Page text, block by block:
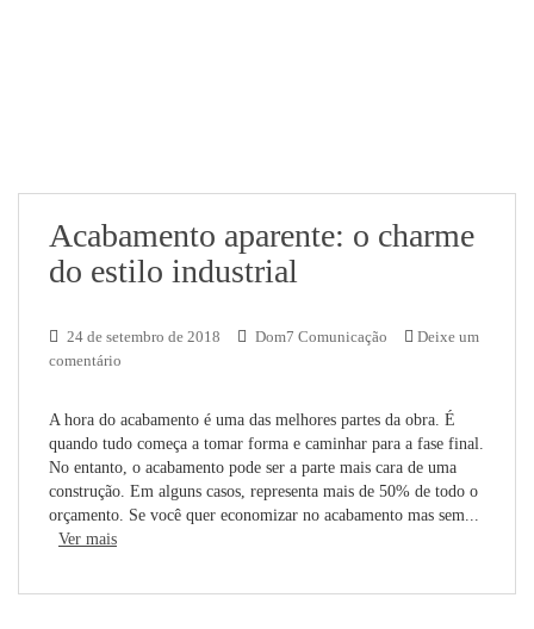
Acabamento aparente: o charme
do estilo industrial
24 de setembro de 2018 Dom7 Comunicação
Deixe um
comentário
A hora do acabamento é uma das melhores partes da obra. É
quando tudo começa a tomar forma e caminhar para a fase final.
No entanto, o acabamento pode ser a parte mais cara de uma
construção. Em alguns casos, representa mais de 50% de todo o
orçamento. Se você quer economizar no acabamento mas sem...
Ver mais